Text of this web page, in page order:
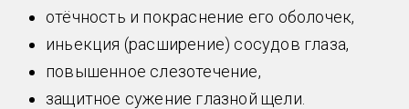
отёчность и покраснение его оболочек,
иньекция (расширение) сосудов глаза,
повышенное слезотечение,
защитное сужение глазной щели.